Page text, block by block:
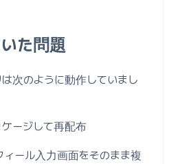
た問題
次のように動作していまし
ージして再配布
ール入力画面をそのまま複